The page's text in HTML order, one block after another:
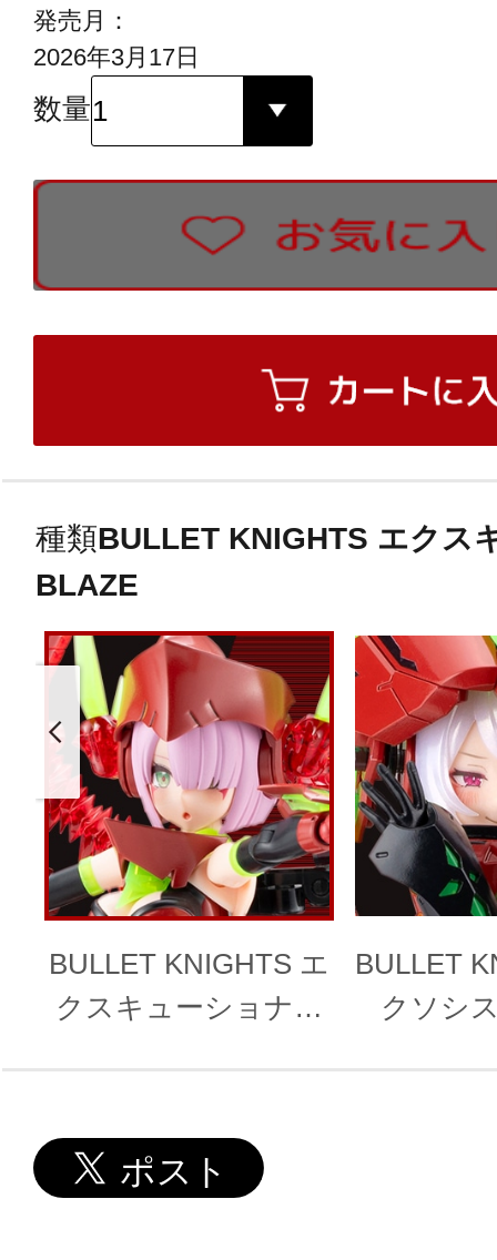
発売月：
2026年3月17日
数量
種類BULLET KNIGHTS エクス
BLAZE
BULLET KNIGHTS エ
クスキューショナー
BULLET
クソシ